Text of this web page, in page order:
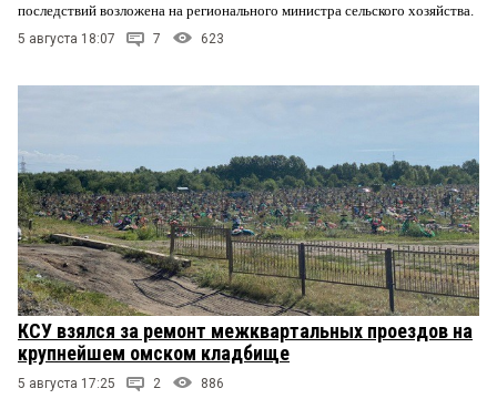
последствий возложена на регионального министра сельского хозяйства.
5 августа 18:07 7 623
КСУ взялся за ремонт межквартальных проездов на
крупнейшем омском кладбище
5 августа 17:25 2 886